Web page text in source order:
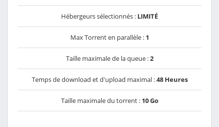
Hébergeurs sélectionnés : LIMITÉ
Max Torrent en parallèle : 1
Taille maximale de la queue :2
Temps de download et d'upload maximal :48 Heures
Taille maximale du torrent : 10 Go